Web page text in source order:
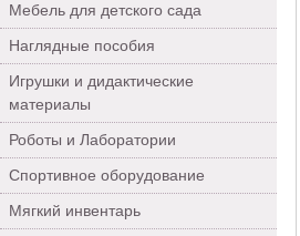
Мебель для детского сада
Наглядные пособия
Игрушки и дидактические
материалы
Роботы и Лаборатории
Спортивное оборудование
Мягкий инвентарь